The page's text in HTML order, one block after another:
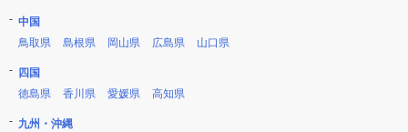
中国
鳥取県
島根県 岡山県 広島県 山口県
四国
徳島県
香川県 愛媛県 高知県
九州・沖縄